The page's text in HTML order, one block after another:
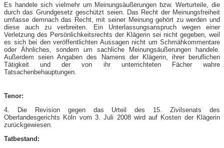
Es handele sich vielmehr um Meinungsäußerungen bzw. Werturteile, die
durch das Grundgesetz geschützt seien. Das Recht der Meinungsfreiheit
umfasse demnach das Recht, mit seiner Meinung gehört zu werden und
diese auch zu verbreiten. Ein Unterlassungsanspruch wegen einer
Verletzung des Persönlichkeitsrechts der Klägerin sei nicht gegeben, weil
es sich bei den veröffentlichten Aussagen nicht um Schmähkommentare
oder Ähnliches, sondern um sachliche Meinungsäußerungen handele.
Außerdem seien Angaben des Namens der Klägerin, ihrer beruflichen
Tätigkeit und der von ihr unterrichteten Fächer wahre
Tatsachenbehauptungen.
Tenor:
4. Die Revision gegen das Urteil des 15. Zivilsenats des
Oberlandesgerichts Köln vom 3. Juli 2008 wird auf Kosten der Klägerin
zurückgewiesen.
Tatbestand: